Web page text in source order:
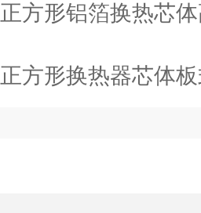
正方形铝箔换热芯
正方形换热器芯体